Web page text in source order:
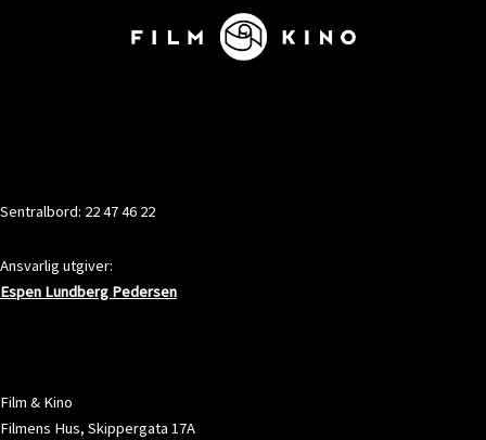
Sentralbord: 22 47 46 22
Ansvarlig utgiver:
Espen Lundberg Pedersen
Film & Kino
Filmens Hus, Skippergata 17A